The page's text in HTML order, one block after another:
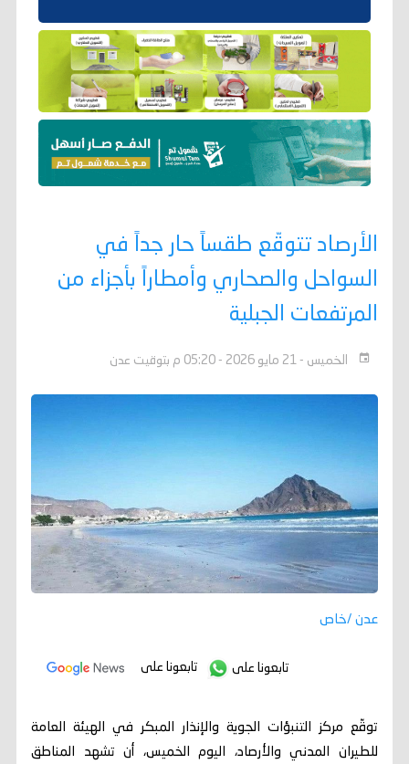
الأرصاد تتوقّع طقساً حار جداً في
السواحل والصحاري وأمطاراً بأجزاء من
المرتفعات الجبلية
الخميس - 21 مايو 2026 - 05:20 م بتوقيت عدن
عدن /خاص
تابعونا على تابعونا على
توقّع مركز التنبؤات الجوية والإنذار المبكر في الهيئة العامة
للطيران المدني والأرصاد، اليوم الخميس، أن تشهد المناطق